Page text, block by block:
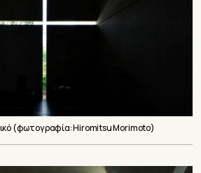
(φωτογραφία: Hiromitsu Morimoto)